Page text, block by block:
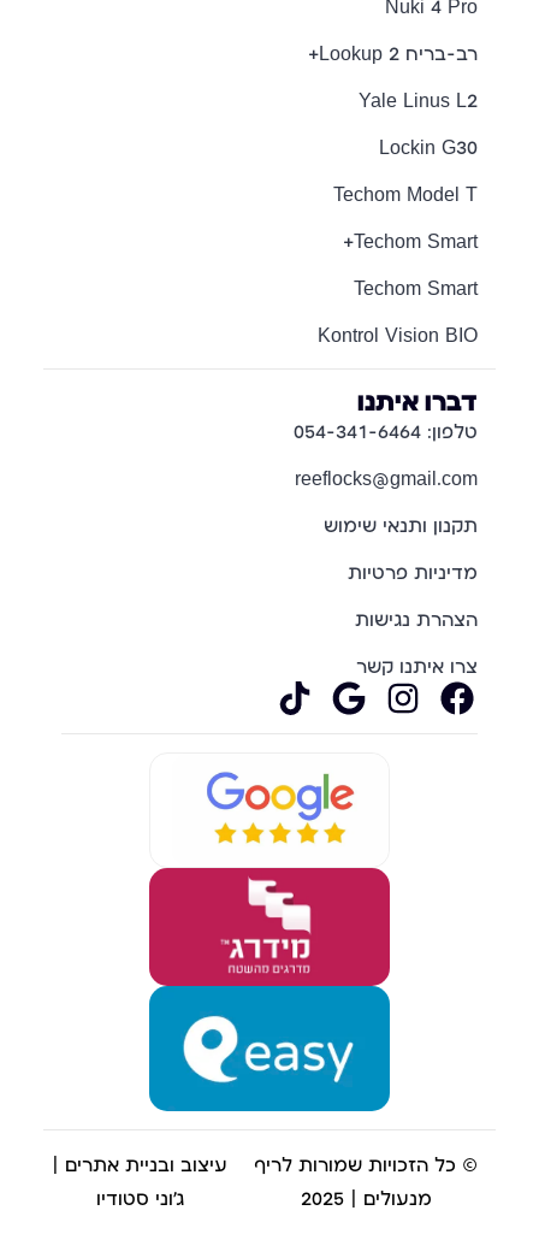
Nuki 4 Pro
רב-בריח Lookup 2+
Yale Linus L2
Lockin G30
Techom Model T
Techom Smart+
Techom Smart
Kontrol Vision BIO
דברו איתנו
טלפון: 054-341-6464
reeflocks@gmail.com
תקנון ותנאי שימוש
מדיניות פרטיות
הצהרת נגישות
צרו איתנו קשר
© כל הזכויות שמורות לריף
מנעולים | 2025
עיצוב ובניית אתרים |
ג'וני סטודיו